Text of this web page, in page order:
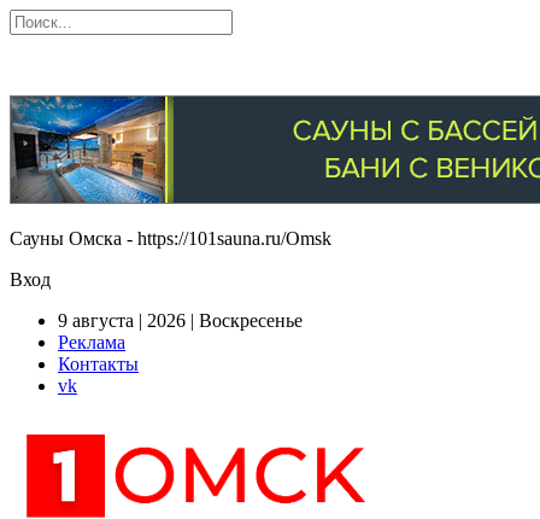
Сауны Омска - https://101sauna.ru/Omsk
Вход
9 августа | 2026 | Воскресенье
Реклама
Контакты
vk